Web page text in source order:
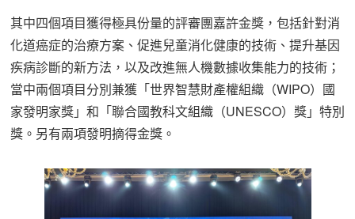
其中四個項目獲得極具份量的評審團嘉許金獎，包括針對消
化道癌症的治療方案、促進兒童消化健康的技術、提升基因
疾病診斷的新方法，以及改進無人機數據收集能力的技術；
當中兩個項目分別兼獲「世界智慧財產權組織（WIPO）國
家發明家獎」和「聯合國教科文組織（UNESCO）獎」特別
獎。另有兩項發明摘得金獎。